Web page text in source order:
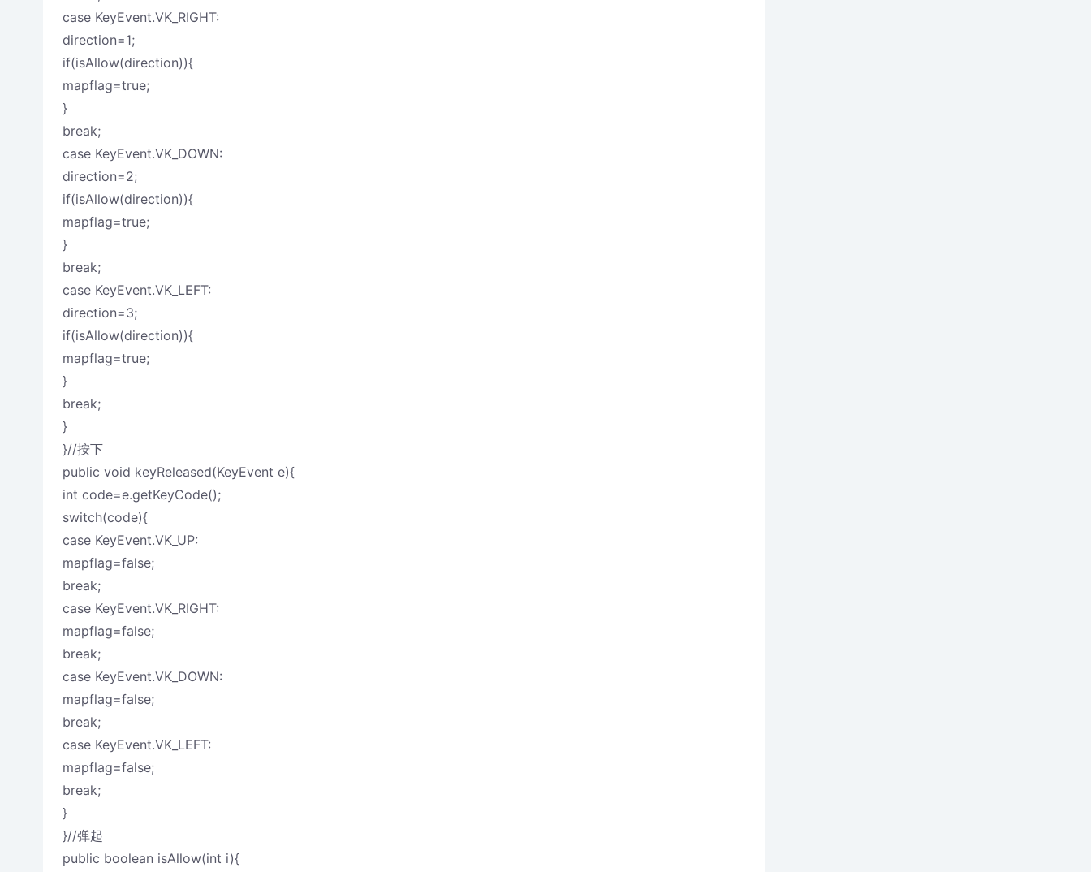
case KeyEvent.VK_RIGHT:
direction=1;
if(isAllow(direction)){
mapflag=true;
}
break;
case KeyEvent.VK_DOWN:
direction=2;
if(isAllow(direction)){
mapflag=true;
}
break;
case KeyEvent.VK_LEFT:
direction=3;
if(isAllow(direction)){
mapflag=true;
}
break;
}
}//按下
public void keyReleased(KeyEvent e){
int code=e.getKeyCode();
switch(code){
case KeyEvent.VK_UP:
mapflag=false;
break;
case KeyEvent.VK_RIGHT:
mapflag=false;
break;
case KeyEvent.VK_DOWN:
mapflag=false;
break;
case KeyEvent.VK_LEFT:
mapflag=false;
break;
}
}//弹起
public boolean isAllow(int i){